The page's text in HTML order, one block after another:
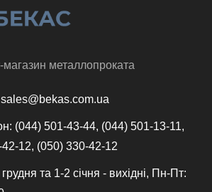
магазин металлопроката
sales@bekas.com.ua
(044) 501-43-44, (044) 501-13-11,
12, (050) 330-42-12
грудня та 1-2 січня - вихідні, Пн-Пт: